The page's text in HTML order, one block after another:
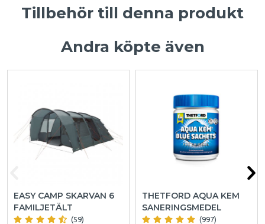
Tillbehör till denna produkt
Andra köpte även
EASY CAMP SKARVAN 6
FAMILJETÄLT
(59)
THETFORD AQUA KEM
SANERINGSMEDEL
(997)